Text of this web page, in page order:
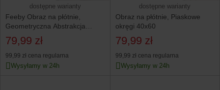
dostępne warianty
Feeby Obraz na płótnie,
Geometryczna Abstrakcja
60x40
79,99 zł
99,99 zł cena regularna
Wysyłamy w 24h
dostępne warianty
Obraz na płótnie, Piaskowe
okręgi 40x60
79,99 zł
99,99 zł cena regularna
Wysyłamy w 24h